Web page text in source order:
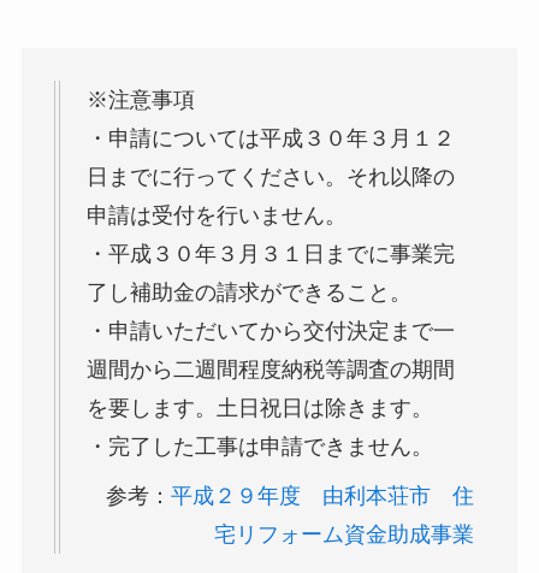
※注意事項
・ 申請については平成３０年３月１２
日までに行ってください。 それ以降の
申請は受付を行いません。
・平成３０年３月３１日までに事業完
了し補助金の請求ができること。
・申請いただいてから交付決定まで一
週間から二週間程度納税等調査の期間
を要します。土日祝日は除きます。
・完了した工事は申請できません。
参考：平成２９年度 由利本荘市 住
宅リフォーム資金助成事業